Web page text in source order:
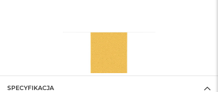
SPECYFIKACJA